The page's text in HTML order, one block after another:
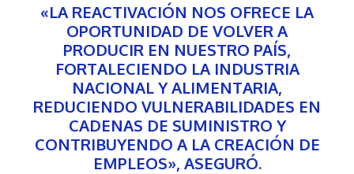
«LA REACTIVACIÓN NOS OFRECE LA
OPORTUNIDAD DE VOLVER A
PRODUCIR EN NUESTRO PAÍS,
FORTALECIENDO LA INDUSTRIA
NACIONAL Y ALIMENTARIA,
REDUCIENDO VULNERABILIDADES EN
CADENAS DE SUMINISTRO Y
CONTRIBUYENDO A LA CREACIÓN DE
EMPLEOS», ASEGURÓ.